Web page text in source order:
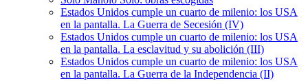
Estados Unidos cumple un cuarto de milenio: los USA
en la pantalla. La Guerra de Secesión (IV)
Estados Unidos cumple un cuarto de milenio: los USA
en la pantalla. La esclavitud y su abolición (III)
Estados Unidos cumple un cuarto de milenio: los USA
en la pantalla. La Guerra de la Independencia (II)